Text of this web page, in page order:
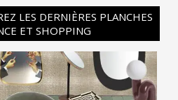
LES DERNIÈRES PLANCHES
ET SHOPPING